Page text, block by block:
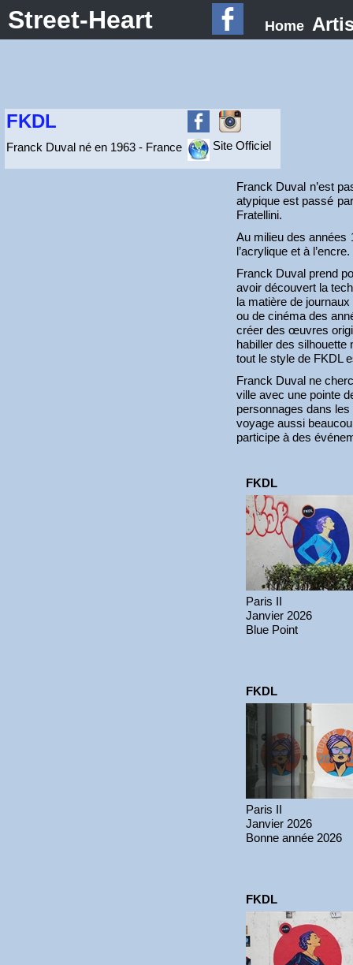
Street-Heart Home
FKDL
Site Officiel
Franck Duval né en 1963 - France
Franck Duval n’est
atypique est passé
Fratellini.
Au milieu des années
l’acrylique et à
Franck Duval prend
avoir découvert la
la matière de
ou de cinéma des
créer des œuvres
habiller des silhouette
tout le style de FKDL
Franck Duval ne
ville avec une pointe
personnages dans
voyage aussi
participe à des
FKDL
Paris II
Janvier 2026
Blue Point
FKDL
Paris II
Janvier 2026
Bonne année 2026
FKDL